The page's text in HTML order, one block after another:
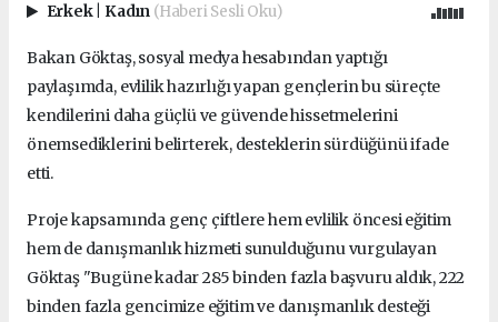
Erkek Kadın (Haberi Sesli Oku)
Bakan Göktaş, sosyal medya hesabından yaptığı
paylaşımda, evlilik hazırlığı yapan gençlerin bu süreçte
kendilerini daha güçlü ve güvende hissetmelerini
önemsediklerini belirterek, desteklerin sürdüğünü ifade
etti.
Proje kapsamında genç çiftlere hem evlilik öncesi eğitim
hem de danışmanlık hizmeti sunulduğunu vurgulayan
Göktaş "Bugüne kadar 285 binden fazla başvuru aldık, 222
binden fazla gencimize eğitim ve danışmanlık desteği